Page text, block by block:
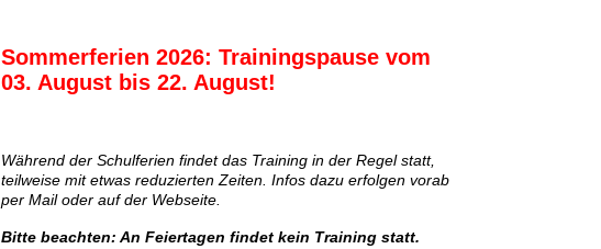
Sommerferien 2026: Trainingspause vom
03. August bis 22. August!
Während der Schulferien findet das Training in der Regel statt,
teilweise mit etwas reduzierten Zeiten. Infos dazu erfolgen vorab
per Mail oder auf der Webseite.
Bitte beachten: An Feiertagen findet kein Training statt.